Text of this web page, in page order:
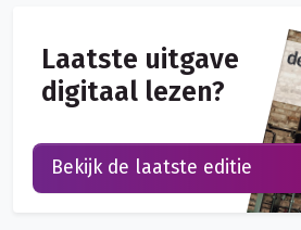
Laatste uitgave
digitaal lezen?
Bekijk de laatste editie